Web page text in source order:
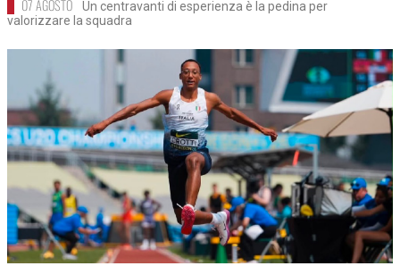
07 AGOSTO
Un centravanti di esperienza è la pedina per
valorizzare la squadra